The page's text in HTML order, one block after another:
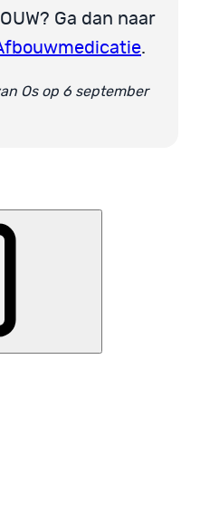
Ga dan naar
.
Os op 6 september